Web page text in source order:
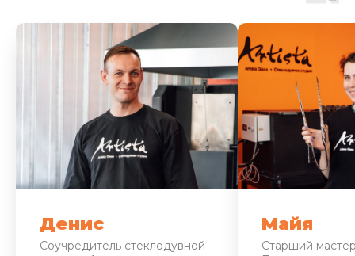
Денис
Соучредитель стеклодувной
Майя
Старший